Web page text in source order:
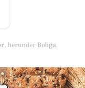
herunder Boliga.